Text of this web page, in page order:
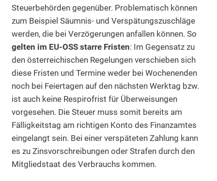
Steuerbehörden gegenüber. Problematisch können
zum Beispiel Säumnis- und Verspätungszuschläge
werden, die bei Verzögerungen anfallen können. So
gelten im EU-OSS starre Fristen: Im Gegensatz zu
den österreichischen Regelungen verschieben sich
diese Fristen und Termine weder bei Wochenenden
noch bei Feiertagen auf den nächsten Werktag bzw.
ist auch keine Respirofrist für Überweisungen
vorgesehen. Die Steuer muss somit bereits am
Fälligkeitstag am richtigen Konto des Finanzamtes
eingelangt sein. Bei einer verspäteten Zahlung kann
es zu Zinsvorschreibungen oder Strafen durch den
Mitgliedstaat des Verbrauchs kommen.